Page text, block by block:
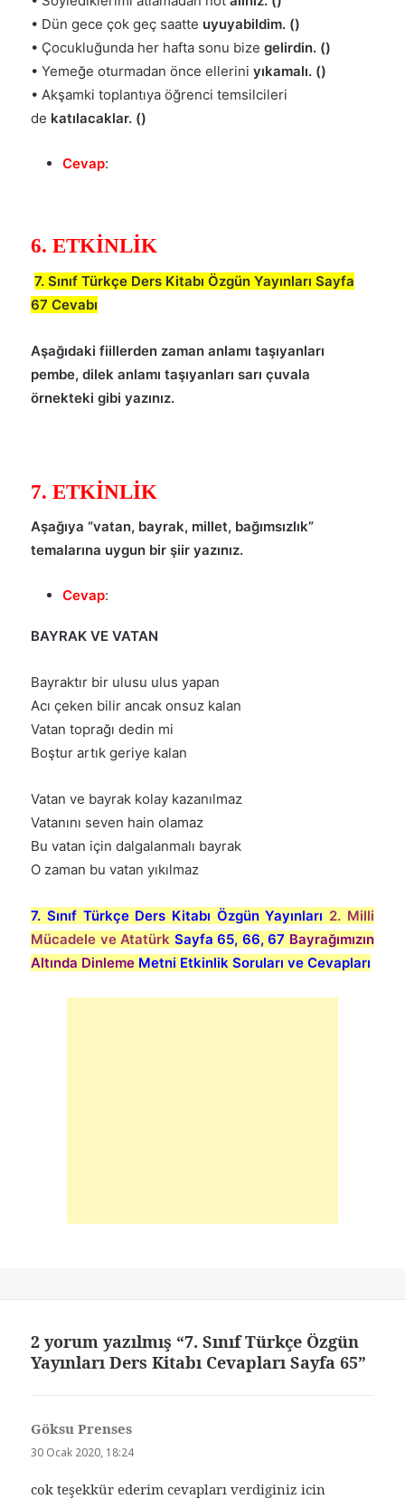
• Dün gece çok geç saatte uyuyabildim. ()
• Çocukluğunda her hafta sonu bizegelirdin. ()
• Yemeğe oturmadan önce elleriniyıkamalı. ()
• Akşamki toplantıya öğrenci temsilcileri
de katılacaklar. ()
Cevap:
6. ETKİNLİK
7. Sınıf Türkçe Ders Kitabı Özgün Yayınları Sayfa
67 Cevabı
Aşağıdaki fiillerden zaman anlamı taşıyanları
pembe, dilek anlamı taşıyanları sarı çuvala
örnekteki gibi yazınız.
7. ETKİNLİK
Aşağıya “vatan, bayrak, millet, bağımsızlık”
temalarına uygun bir şiir yazınız.
Cevap:
BAYRAK VE VATAN
Bayraktır bir ulusu ulus yapan
Acı çeken bilir ancak onsuz kalan
Vatan toprağı dedin mi
Boştur artık geriye kalan
Vatan ve bayrak kolay kazanılmaz
Vatanını seven hain olamaz
Bu vatan için dalgalanmalı bayrak
O zaman bu vatan yıkılmaz
7. Sınıf Türkçe Ders Kitabı Özgün Yayınları 2. Milli
Mücadele ve Atatürk Sayfa 65, 66, 67 Bayrağımızın
Altında Dinleme Metni Etkinlik Soruları ve Cevapları
2 yorum yazılmış “7. Sınıf Türkçe Özgün
Yayınları Ders Kitabı Cevapları Sayfa 65”
Göksu Prenses
ki:
30 Ocak 2020, 18:24
cok teşekkür ederim cevapları verdiginiz icin